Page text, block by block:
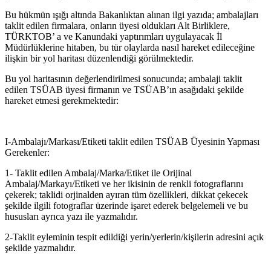
Bu hükmün ışığı altında Bakanlıktan alınan ilgi yazıda; ambalajları
taklit edilen firmalara, onların üyesi oldukları Alt Birliklere,
TÜRKTOB’ a ve Kanundaki yaptırımları uygulayacak İl
Müdürlüklerine hitaben, bu tür olaylarda nasıl hareket edileceğine
ilişkin bir yol haritası düzenlendiği görülmektedir.
Bu yol haritasının değerlendirilmesi sonucunda; ambalaji taklit
edilen TSÜAB üyesi firmanın ve TSÜAB’ın asağıdaki şekilde
hareket etmesi gerekmektedir:
I-Ambalajı/Markası/Etiketi taklit edilen TSÜAB Üyesinin Yapması
Gerekenler:
1- Taklit edilen Ambalaj/Marka/Etiket ile Orijinal
Ambalaj/Markayı/Etiketi ve her ikisinin de renkli fotograflarını
çekerek; taklidi orjinalden ayıran tüm özellikleri, dikkat çekecek
şekilde ilgili fotograflar üzerinde işaret ederek belgelemeli ve bu
hususları ayrıca yazı ile yazmalıdır.
2-Taklit eyleminin tespit edildiği yerin/yerlerin/kişilerin adresini açık
şekilde yazmalıdır.